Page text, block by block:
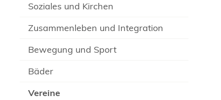
Soziales und Kirchen
Zusammenleben und Integration
Bewegung und Sport
Bäder
Vereine